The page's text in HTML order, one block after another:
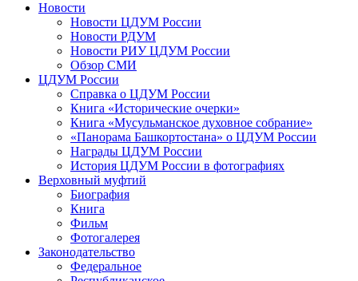
Новости
Новости ЦДУМ России
Новости РДУМ
Новости РИУ ЦДУМ России
Обзор СМИ
ЦДУМ России
Справка о ЦДУМ России
Книга «Исторические очерки»
Книга «Мусульманское духовное собрание»
«Панорама Башкортостана» о ЦДУМ России
Награды ЦДУМ России
История ЦДУМ России в фотографиях
Верховный муфтий
Биография
Книга
Фильм
Фотогалерея
Законодательство
Федеральное